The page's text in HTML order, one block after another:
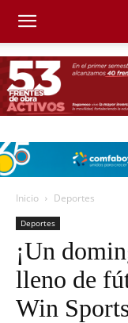
Inicio Deportes
Deportes
¡Un
lleno de
Win